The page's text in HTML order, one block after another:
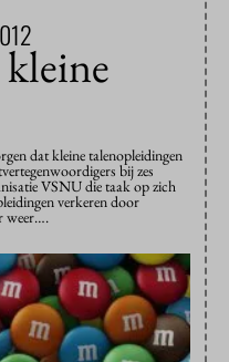
dat kleine talenopleidingen
bij zes
VSNU die taak op zich
verkeren door
weer….